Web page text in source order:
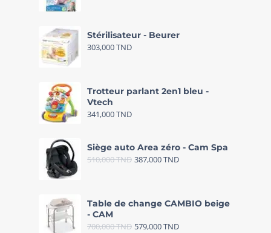
Stérilisateur - Beurer
303,000TND
Trotteur parlant 2en1 bleu -
Vtech
341,000TND
Siège auto Area zéro - Cam Spa
510,000TND 387,000TND
Table de change CAMBIO beige
- CAM
700,000TND 579,000TND